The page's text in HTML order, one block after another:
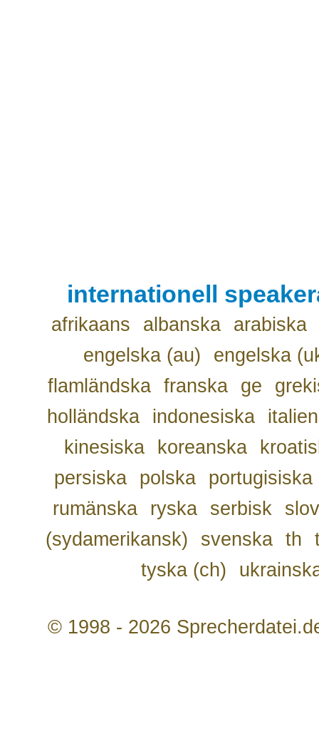
internationell
afrikaans albanska
arabiska
engelska (au)
engelska
flamländska franska ge
holländska
indonesiska
kinesiska
koreanska
persiska
polska
portugisiska
rumänska
ryska serbisk
(sydamerikansk)
svenska th
tyska (ch)
© 1998 - 2026